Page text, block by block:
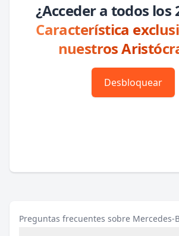
¿Acceder a todos los
Característica
nuestros
Desbloquear
Preguntas frecuentes sobre Mercedes-